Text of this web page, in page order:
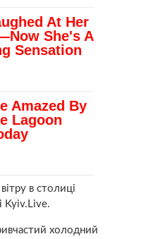
в столиці
Kyiv.Live.
холодний